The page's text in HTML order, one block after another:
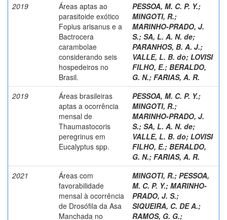
2019
Áreas aptas ao
parasitoide exótico
Fopius arisanus e a
Bactrocera
carambolae
considerando seis
hospedeiros no
Brasil.
PESSOA, M. C. P. Y.;
MINGOTI, R.;
MARINHO-PRADO, J.
S.; SA, L. A. N. de;
PARANHOS, B. A. J.;
VALLE, L. B. do; LOVISI
FILHO, E.; BERALDO,
G. N.; FARIAS, A. R.
2019
Áreas brasileiras
aptas a ocorrência
mensal de
Thaumastocoris
peregrinus em
Eucalyptus spp.
PESSOA, M. C. P. Y.;
MINGOTI, R.;
MARINHO-PRADO, J.
S.; SA, L. A. N. de;
VALLE, L. B. do; LOVISI
FILHO, E.; BERALDO,
G. N.; FARIAS, A. R.
2021
Áreas com
favorabilidade
mensal à ocorrência
de Drosófila da Asa
Manchada no
MINGOTI, R.; PESSOA,
M. C. P. Y.; MARINHO-
PRADO, J. S.;
SIQUEIRA, C. DE A.;
RAMOS, G. G.;